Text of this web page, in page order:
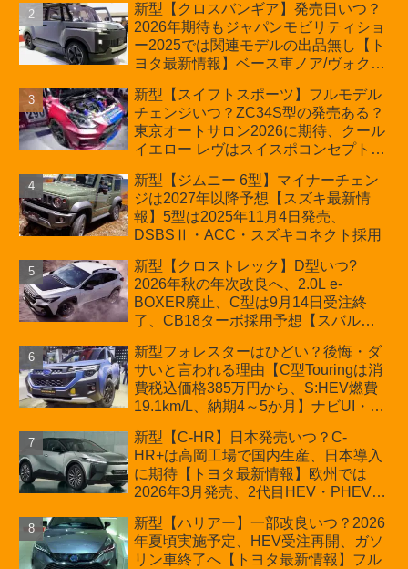
の採用は無しか【トヨタ最新情報】60
周年記念車発売
新型【クロスバンギア】発売日いつ？
2026年期待もジャパンモビリティショ
ー2025では関連モデルの出品無し【ト
ヨタ最新情報】ベース車ノア/ヴォクシ
ほか「コア」と「ツール」、デリカ
D:5対抗のクロスオーバーSUVミニバ
ン
新型【スイフトスポーツ】フルモデル
チェンジいつ？ZC34S型の発売ある？
東京オートサロン2026に期待、クール
イエロー レヴはスイスポコンセプト
プが争点【スズキ最新情報】特別仕様
車「ZC33S Final Edition」終了
新型【ジムニー 6型】マイナーチェン
ジは2027年以降予想【スズキ最新情
報】5型は2025年11月4日発売、
DSBSⅡ・ACC・スズキコネクト採用
新型【クロストレック】D型いつ?
2026年秋の年次改良へ、2.0L e-
BOXER廃止、C型は9月14日受注終
了、CB18ターボ採用予想【スバル最
新型フォレスターはひどい？後悔・ダ
サいと言われる理由【C型Touringは消
費税込価格385万円から、S:HEV燃費
19.1km/L、納期4～5か月】ナビUI・冬
カーオブザイヤーとJNCAP大賞受賞後
も残る注意点
新型【C-HR】日本発売いつ？C-
HR+は高岡工場で国内生産、日本導入
に期待【トヨタ最新情報】欧州では
2026年3月発売、2代目HEV・PHEVは
新型【ハリアー】一部改良いつ？2026
年夏頃実施予定、HEV受注再開、ガソ
リン車終了へ【トヨタ最新情報】フル